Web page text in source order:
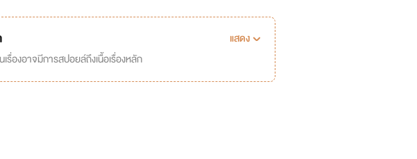
แสดง
เรื่องอาจมีการสปอยล์ถึงเนื้อเรื่องหลัก